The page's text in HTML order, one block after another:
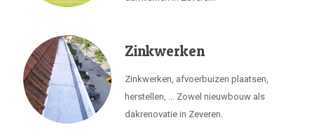
Zinkwerken
Zinkwerken, afvoerbuizen plaatsen,
herstellen, ... Zowel nieuwbouw als
dakrenovatie in Zeveren.